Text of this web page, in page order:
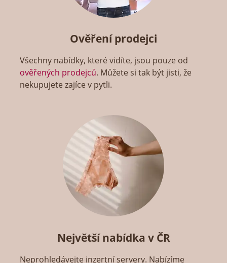
Ověření prodejci
Všechny nabídky, které vidíte, jsou pouze od
ověřených prodejců. Můžete si tak být jisti, že
nekupujete zajíce v pytli.
Největší nabídka v ČR
Neprohledávejte inzertní servery. Nabízíme